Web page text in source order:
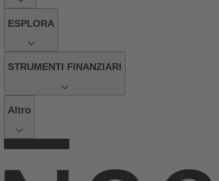
ESPLORA
STRUMENTI FINANZIARI
Altro